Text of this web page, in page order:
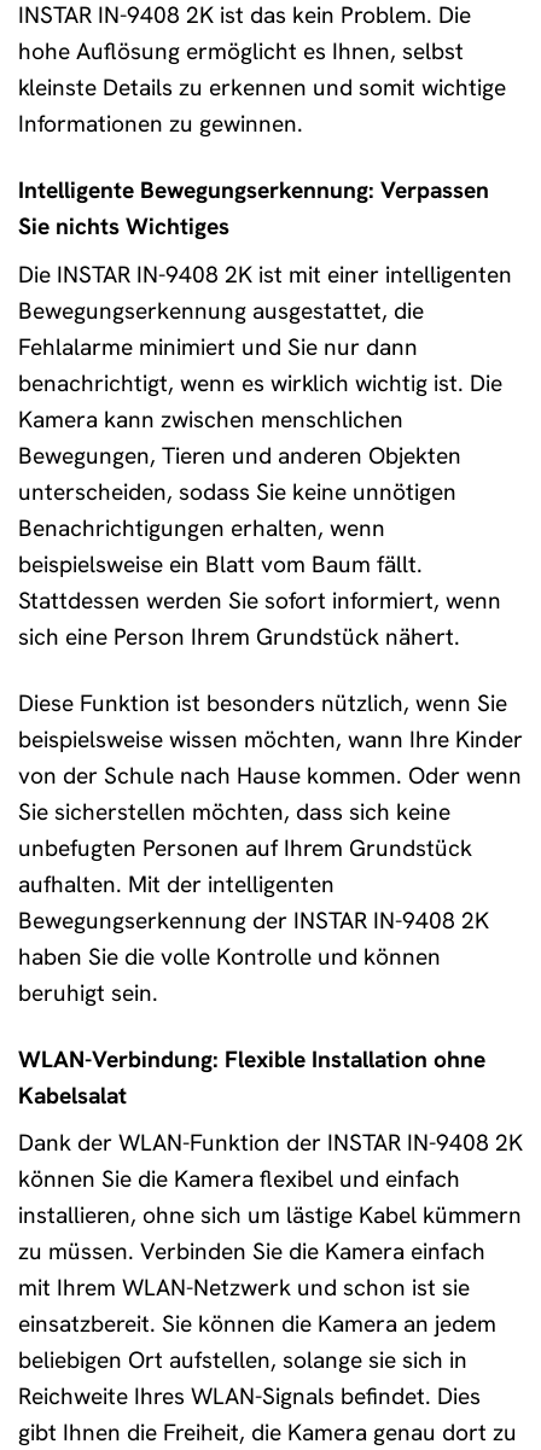
INSTAR IN-9408 2K ist das kein Problem. Die
hohe Auflösung ermöglicht es Ihnen, selbst
kleinste Details zu erkennen und somit wichtige
Informationen zu gewinnen.
Intelligente Bewegungserkennung: Verpassen
Sie nichts Wichtiges
Die INSTAR IN-9408 2K ist mit einer intelligenten
Bewegungserkennung ausgestattet, die
Fehlalarme minimiert und Sie nur dann
benachrichtigt, wenn es wirklich wichtig ist. Die
Kamera kann zwischen menschlichen
Bewegungen, Tieren und anderen Objekten
unterscheiden, sodass Sie keine unnötigen
Benachrichtigungen erhalten, wenn
beispielsweise ein Blatt vom Baum fällt.
Stattdessen werden Sie sofort informiert, wenn
sich eine Person Ihrem Grundstück nähert.
Diese Funktion ist besonders nützlich, wenn Sie
beispielsweise wissen möchten, wann Ihre Kinder
von der Schule nach Hause kommen. Oder wenn
Sie sicherstellen möchten, dass sich keine
unbefugten Personen auf Ihrem Grundstück
aufhalten. Mit der intelligenten
Bewegungserkennung der INSTAR IN-9408 2K
haben Sie die volle Kontrolle und können
beruhigt sein.
WLAN-Verbindung: Flexible Installation ohne
Kabelsalat
Dank der WLAN-Funktion der INSTAR IN-9408 2K
können Sie die Kamera flexibel und einfach
installieren, ohne sich um lästige Kabel kümmern
zu müssen. Verbinden Sie die Kamera einfach
mit Ihrem WLAN-Netzwerk und schon ist sie
einsatzbereit. Sie können die Kamera an jedem
beliebigen Ort aufstellen, solange sie sich in
Reichweite Ihres WLAN-Signals befindet. Dies
gibt Ihnen die Freiheit, die Kamera genau dort zu